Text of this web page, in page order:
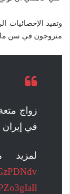
متزوجون في سن ما دون الـ14 عاما في
زواج
في إيران
لمزيد